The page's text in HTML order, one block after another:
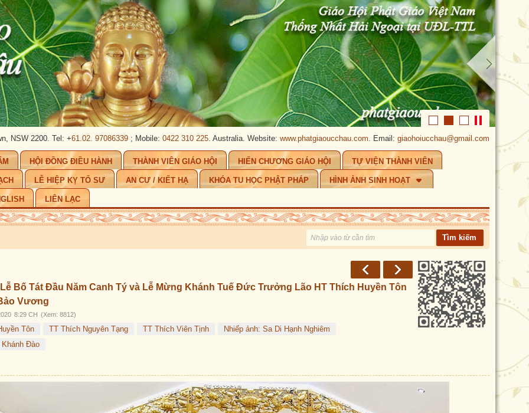
Tel: +61.02. 97086339; Mobile:0422 310 225 . Australia.Website:www.phatgiaoucchau.com. Email:giaohoiucchau@gmail.com. PHẬT GIÁO ÚC CHÂU
HỘI ĐỒNG ĐIỀU HÀNH THÀNH VIÊN GIÁO HỘI HIẾN CHƯƠNG GIÁO HỘI TỰ VIỆN THÀNH VIÊN
LỄ HIỆP KỴ TỔ SƯ AN CƯ / KIẾT HẠ KHÓA TU HỌC PHẬT PHÁP HÌNH ẢNH SINH HOẠT
LIÊN LẠC
Bố Tát Đầu Năm Canh Tý và Lễ Mừng Khánh Tuế Đức Trưởng Lão HT Thích Huyền Tôn
Vương
8:29 CH (Xem: 8812)
Tôn TT Thích Nguyên Tạng TT Thích Viên Tịnh
Nhiếp ảnh: Sa Di Hạnh Nghiêm
Khánh Đào